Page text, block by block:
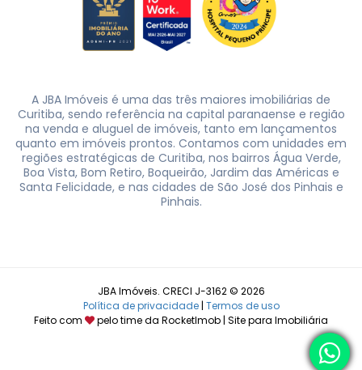
A JBA Imóveis é uma das três maiores imobiliárias de
Curitiba, sendo referência na capital paranaense e região
na venda e aluguel de imóveis, tanto em lançamentos
quanto em imóveis prontos. Contamos com unidades em
regiões estratégicas de Curitiba, nos bairros Água Verde,
Boa Vista, Bom Retiro, Boqueirão, Jardim das Américas e
Santa Felicidade, e nas cidades de São José dos Pinhais e
Pinhais.
JBA Imóveis. CRECI J-3162 © 2026
Política de privacidade| Termos de uso
Feito com
pelo time da RocketImob | Site para Imobiliária